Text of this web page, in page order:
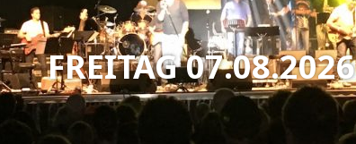
FREITAG 07.08.2026